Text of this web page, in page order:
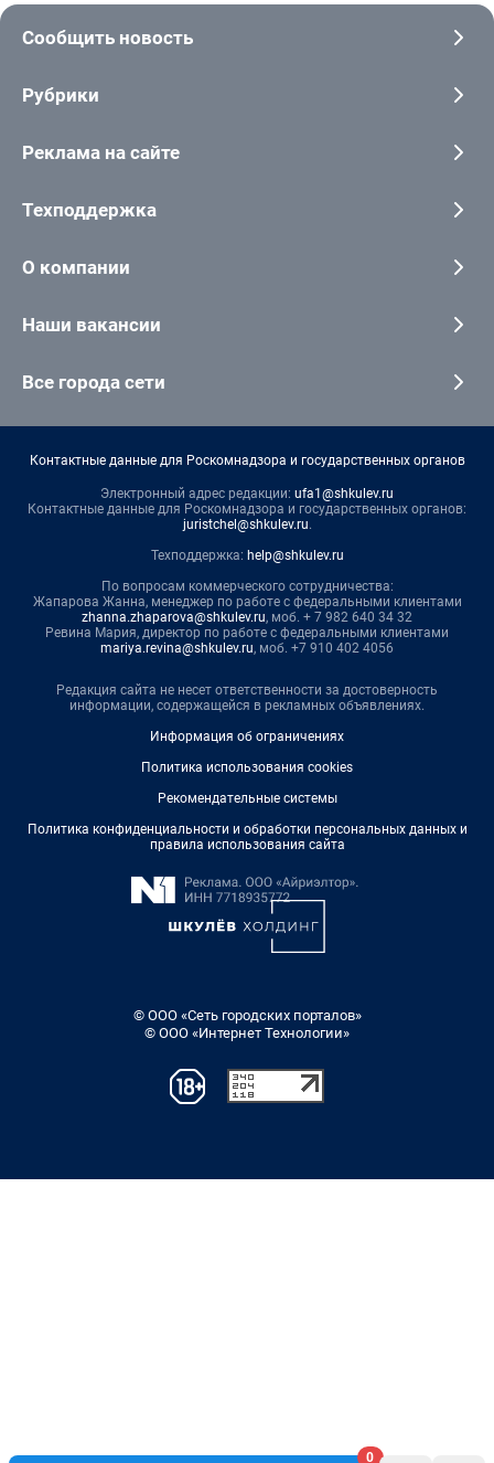
0
Сообщить новость
Рубрики
Реклама на сайте
Техподдержка
О компании
Наши вакансии
Все города сети
Контактные данные для Роскомнадзора и государственных органов
Электронный адрес редакции: ufa1@shkulev.ru
Контактные данные для Роскомнадзора и государственных органов:
juristchel@shkulev.ru.
Техподдержка: help@shkulev.ru
По вопросам коммерческого сотрудничества:
Жапарова Жанна, менеджер по работе с федеральными клиентами
zhanna.zhaparova@shkulev.ru, моб. + 7 982 640 34 32
Ревина Мария, директор по работе с федеральными клиентами
mariya.revina@shkulev.ru, моб. +7 910 402 4056
Редакция сайта не несет ответственности за достоверность
информации, содержащейся в рекламных объявлениях.
Информация об ограничениях
Политика использования cookies
Рекомендательные системы
Политика конфиденциальности и обработки персональных данных и
правила использования сайта
© ООО «Сеть городских порталов»
© ООО «Интернет Технологии»